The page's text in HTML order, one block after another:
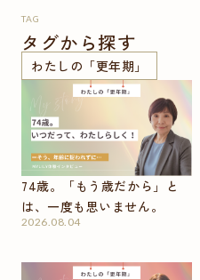
74歳。「もう歳だから」と
は、一度も思いません。
2026.08.04
TAG
タグから探す
わたしの「更年期」